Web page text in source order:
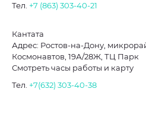
Тел. +7 (863) 303-40-21
Кантата
Адрес: Ростов-на-Дону,
Космонавтов, 19А/28Ж, ТЦ Парк
Смотреть часы работы и карту
Тел. +7(632) 303-40-38